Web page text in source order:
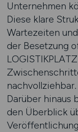
Unternehmen
Diese klare
Wartezeiten
der Besetzung
nachvollziehbar.
Darüber hinaus
den Überblick